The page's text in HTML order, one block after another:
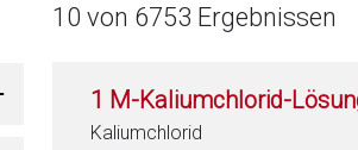
10 von 6753 Ergebnissen
1 M-Kaliumchlorid-
Kaliumchlorid